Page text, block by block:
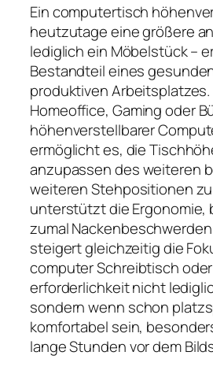
Ein computertisch
heutzutage eine größere
lediglich ein Möbelstück –
Bestandteil eines
produktiven Arbeitsplatzes.
Homeoffice, Gaming oder
höhenverstellbarer
ermöglicht es, die
anzupassen des weiteren
weiteren Stehpositionen
unterstützt die Ergonomie,
zumal
steigert gleichzeitig die
computer Schreibtisch
erforderlichkeit nicht
sondern wenn schon
komfortabel sein,
lange Stunden vor dem